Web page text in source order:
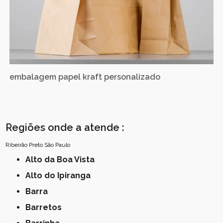
embalagem papel kraft personalizado
Regiões onde a atende :
Ribeirão Preto São Paulo
Alto da Boa Vista
Alto do Ipiranga
Barra
Barretos